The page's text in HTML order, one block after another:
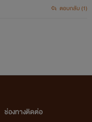
ตอบกลับ (1)
ช่องทางติดต่อ